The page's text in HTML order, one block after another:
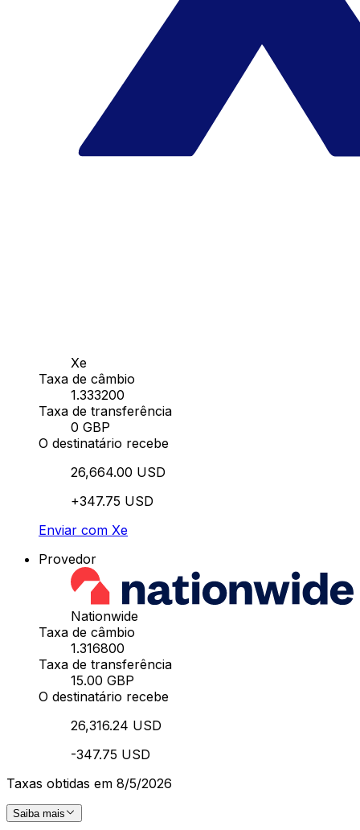
Xe
Taxa de câmbio
1.333200
Taxa de transferência
0 GBP
O destinatário recebe
26,664.00 USD
+347.75 USD
Enviar com Xe
Provedor
Nationwide
Taxa de câmbio
1.316800
Taxa de transferência
15.00 GBP
O destinatário recebe
26,316.24 USD
-347.75 USD
Taxas obtidas em 8/5/2026
Saiba mais